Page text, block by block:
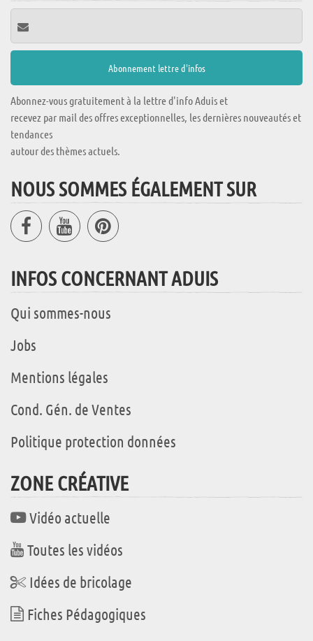
Abonnez-vous gratuitement à la lettre d'info Aduis et
recevez par mail des offres exceptionnelles, les dernières nouveautés et
tendances
autour des thèmes actuels.
NOUS SOMMES ÉGALEMENT SUR
INFOS CONCERNANT ADUIS
Qui sommes-nous
Jobs
Mentions légales
Cond. Gén. de Ventes
Politique protection données
ZONE CRÉATIVE
Vidéo actuelle
Toutes les vidéos
Idées de bricolage
Fiches Pédagogiques